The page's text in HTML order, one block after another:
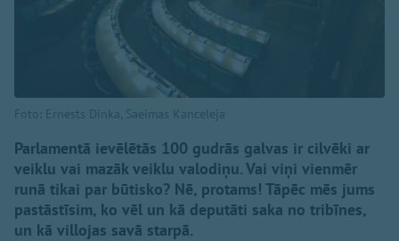
Foto: Ernests Dinka, Saeimas Kanceleja
Parlamentā ievēlētās 100 gudrās galvas ir cilvēki ar
veiklu vai mazāk veiklu valodiņu. Vai viņi vienmēr
runā tikai par būtisko? Nē, protams! Tāpēc mēs jums
pastāstīsim, ko vēl un kā deputāti saka no tribīnes,
un kā villojas savā starpā.